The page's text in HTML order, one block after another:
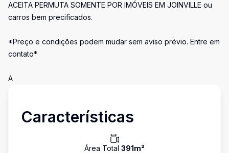
ACEITA PERMUTA SOMENTE POR IMÓVEIS EM JOINVILLE ou
carros bem precificados.
*Preço e condições podem mudar sem aviso prévio. Entre em
contato*
A
Características
Área Total 391m²